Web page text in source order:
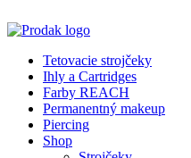
Tetovacie strojčeky
Ihly a Cartridges
Farby REACH
Permanentný makeup
Piercing
Shop